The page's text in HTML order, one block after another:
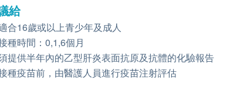
給
合16歲或以上青少年及成人
種時間：0,1,6個月
提供半年內的乙型肝炎表面抗原及抗體的化驗報告
種疫苗前，由醫護人員進行疫苗注射評估